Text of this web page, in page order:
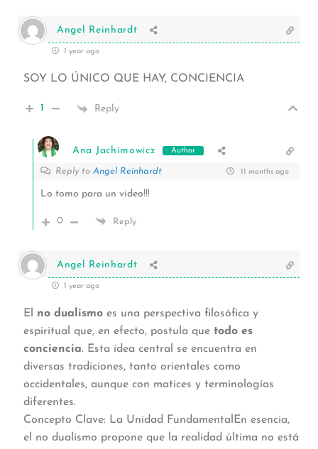
Angel Reinhardt
1 year ago
SOY LO ÚNICO QUE HAY, CONCIENCIA
1 Reply
Ana Jachimowicz Author
Reply to Angel Reinhardt 11 months ago
Lo tomo para un video!!!
0 Reply
Angel Reinhardt
1 year ago
El no dualismo es una perspectiva filosófica y
espiritual que, en efecto, postula que todo es
conciencia. Esta idea central se encuentra en
diversas tradiciones, tanto orientales como
occidentales, aunque con matices y terminologías
diferentes.
Concepto Clave: La Unidad FundamentalEn esencia,
el no dualismo propone que la realidad última no está